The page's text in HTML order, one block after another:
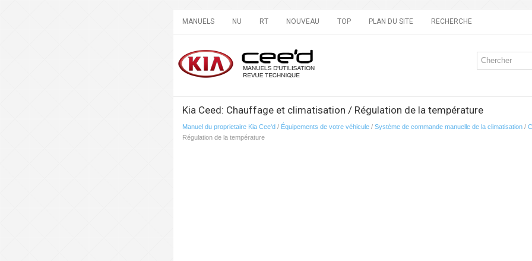
MANUELS NU RT NOUVEAU TOP PLAN DU SITE RECHERCHE
Kia Ceed: Chauffage et climatisation / Régulation de la température
Manuel du proprietaire Kia Cee'd / Équipements de votre véhicule / Système de commande manuelle de la climatisation /
Régulation de la température